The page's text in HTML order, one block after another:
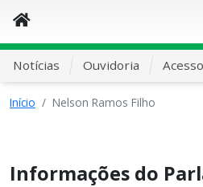
Notícias Ouvidoria
Início Nelson Ramos Filho
Informações do